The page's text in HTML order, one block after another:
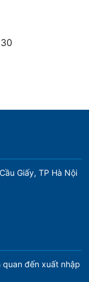
Giấy, TP Hà Nội
đến xuất nhập